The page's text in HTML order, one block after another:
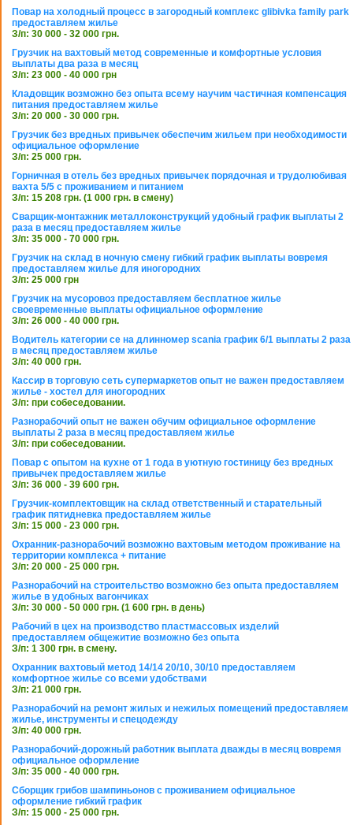
Повар на холодный процесс в загородный комплекс glibivka family park
предоставляем жилье
З/п: 30 000 - 32 000 грн.
Грузчик на вахтовый метод современные и комфортные условия
выплаты два раза в месяц
З/п: 23 000 - 40 000 грн
Кладовщик возможно без опыта всему научим частичная компенсация
питания предоставляем жилье
З/п: 20 000 - 30 000 грн.
Грузчик без вредных привычек обеспечим жильем при необходимости
официальное оформление
З/п: 25 000 грн.
Горничная в отель без вредных привычек порядочная и трудолюбивая
вахта 5/5 с проживанием и питанием
З/п: 15 208 грн. (1 000 грн. в смену)
Сварщик-монтажник металлоконструкций удобный график выплаты 2
раза в месяц предоставляем жилье
З/п: 35 000 - 70 000 грн.
Грузчик на склад в ночную смену гибкий график выплаты вовремя
предоставляем жилье для иногородних
З/п: 25 000 грн
Грузчик на мусоровоз предоставляем бесплатное жилье
своевременные выплаты официальное оформление
З/п: 26 000 - 40 000 грн.
Водитель категории се на длинномер scania график 6/1 выплаты 2 раза
в месяц предоставляем жилье
З/п: 40 000 грн.
Кассир в торговую сеть супермаркетов опыт не важен предоставляем
жилье - хостел для иногородних
З/п: при собеседовании.
Разнорабочий опыт не важен обучим официальное оформление
выплаты 2 раза в месяц предоставляем жилье
З/п: при собеседовании.
Повар с опытом на кухне от 1 года в уютную гостиницу без вредных
привычек предоставляем жилье
З/п: 36 000 - 39 600 грн.
Грузчик-комплектовщик на склад ответственный и старательный
график пятидневка предоставляем жилье
З/п: 15 000 - 23 000 грн.
Охранник-разнорабочий возможно вахтовым методом проживание на
территории комплекса + питание
З/п: 20 000 - 25 000 грн.
Разнорабочий на строительство возможно без опыта предоставляем
жилье в удобных вагончиках
З/п: 30 000 - 50 000 грн. (1 600 грн. в день)
Рабочий в цех на производство пластмассовых изделий
предоставляем общежитие возможно без опыта
З/п: 1 300 грн. в смену.
Охранник вахтовый метод 14/14 20/10, 30/10 предоставляем
комфортное жилье со всеми удобствами
З/п: 21 000 грн.
Разнорабочий на ремонт жилых и нежилых помещений предоставляем
жилье, инструменты и спецодежду
З/п: 40 000 грн.
Разнорабочий-дорожный работник выплата дважды в месяц вовремя
официальное оформление
З/п: 35 000 - 40 000 грн.
Сборщик грибов шампиньонов с проживанием официальное
оформление гибкий график
З/п: 15 000 - 25 000 грн.